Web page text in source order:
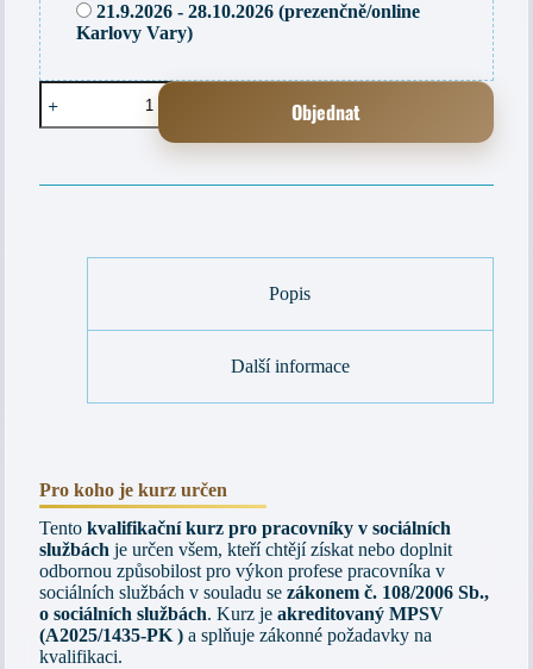
21.9.2026 - 28.10.2026 (prezenčně/online
Karlovy Vary)
Kvalifikační
kurz
Pracovník
službách
Objednat
Popis
Další informace
Pro koho je kurz určen
Tentokvalifikační kurz pro pracovníky v sociálních
službách je určen všem, kteří chtějí získat nebo doplnit
odbornou způsobilost pro výkon profese pracovníka v
sociálních službách v souladu sezákonem č. 108/2006 Sb.,
o sociálních službách. Kurz jeakreditovaný MPSV
(A2025/1435-PK ) a splňuje zákonné požadavky na
kvalifikaci.